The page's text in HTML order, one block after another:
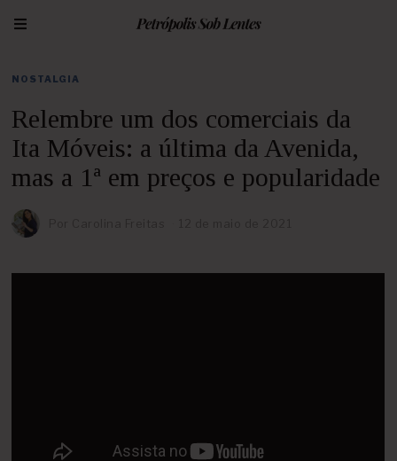
NOSTALGIA
Relembre um dos comerciais da
Ita Móveis: a última da Avenida,
mas a 1ª em preços e popularidade
e